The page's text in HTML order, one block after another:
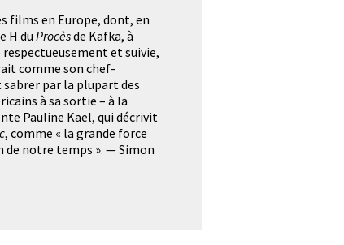
films en Europe, dont, en
H du Procèsde Kafka, à
et suivie,
comme son chef-
sabrer par la plupart des
à sa sortie – à la
Pauline Kael, qui décrivit
, comme « la grande force
de notre temps ». — Simon